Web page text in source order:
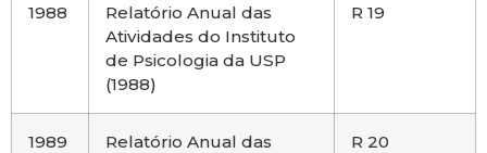
1988
Relatório Anual das
Atividades do Instituto
de Psicologia da USP
(1988)
R 19
1989
Relatório Anual das
R 20